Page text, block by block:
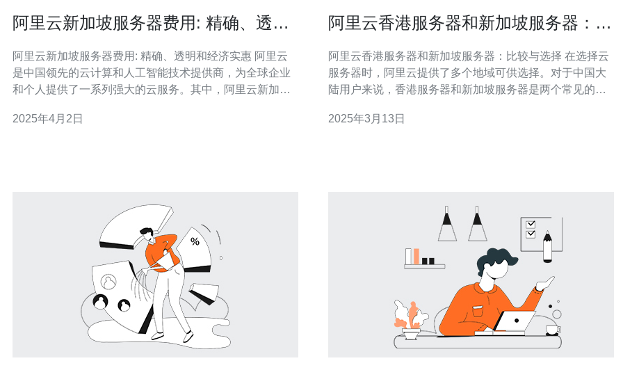
阿里云新加坡服务器费用: 精确、透明
阿里云新加坡服务器费用: 精确、透明和经济实惠 阿里云
是中国领先的云计算和人工智能技术提供商，为全球企业
和个人提供了一系列强大的云服务。其中，阿里云新加坡
择的理由。 阿里云新加坡服务器费用的计算非常精确。用
2025年4月2日
阿里云香港服务器和新加坡服务器：比
阿里云香港服务器和新加坡服务器：比较与选择 在选择云
服务器时，阿里云提供了多个地域可供选择。对于中国大
陆用户来说，香港服务器和新加坡服务器是两个常见的选
最合适的服务器。 首先，我们来比较一下香港服务器和新
2025年3月13日